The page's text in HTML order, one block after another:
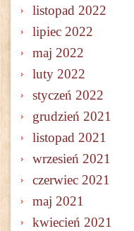
listopad 2022
lipiec 2022
maj 2022
luty 2022
styczeń 2022
grudzień 2021
listopad 2021
wrzesień 2021
czerwiec 2021
maj 2021
kwiecień 2021